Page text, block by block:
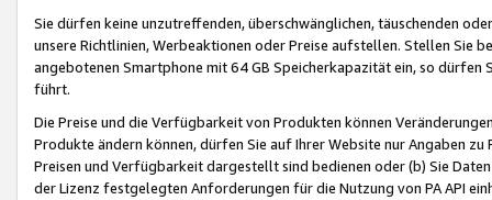
Sie dürfen keine unzutreffenden, überschwänglichen, täuschenden
unsere Richtlinien, Werbeaktionen oder Preise aufstellen. Stellen Sie
angebotenen Smartphone mit 64 GB Speicherkapazität ein, so dürfen
führt.
Die Preise und die Verfügbarkeit von Produkten können
Produkte ändern können, dürfen Sie auf Ihrer Website nur Angaben
Preisen und Verfügbarkeit dargestellt sind bedienen oder (b) Sie
der Lizenz festgelegten Anforderungen für die Nutzung von PA API